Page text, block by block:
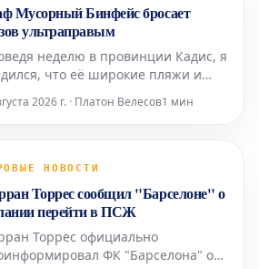
лозунгом дня стало "Хватит!
Мусорный Бинфейс бросает
ультраправым
неделю в провинции Кадис, я
что её широкие пляжи и
со средиземноморским
благодаря океанским бризам,
не нужен.
2026 г. · Платон Велесов1 мин
НОВОСТИ
Торрес сообщил "Барселоне" о
перейти в ПСЖ
Торрес официально
ФК "Барселона" о